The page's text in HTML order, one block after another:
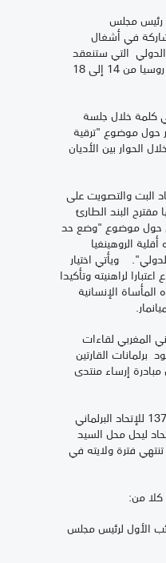
رئيس مجلس
في أشغال
الدولي التي ستنعقد
في سانت بيترسبورغ بفيدرالية روسيا من 14 إلى 18
كلمة خلال جلسة
حول موضوع "ترقية
الحوار بين الأديان
137 للإتحاد البت والتصويت على
البند الطارئ
حول موضوع "وضع حد
الروهينغيا
الدولي". ويأتي اختيار
لراهنيته وتأكيدا
المأساة الإنسانية
المغربي لقاءات
القارتين
مبادرة إرساء منتدى
هذا وتتميز أشغال الجمعية 137 للإتحاد البرلماني
ليحل محل السيد
فترة ولايته في
كلا من:
الأول لرئيس مجلس